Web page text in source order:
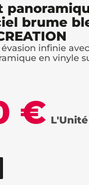
brume
infinie
en vinyle
€ L'Unité